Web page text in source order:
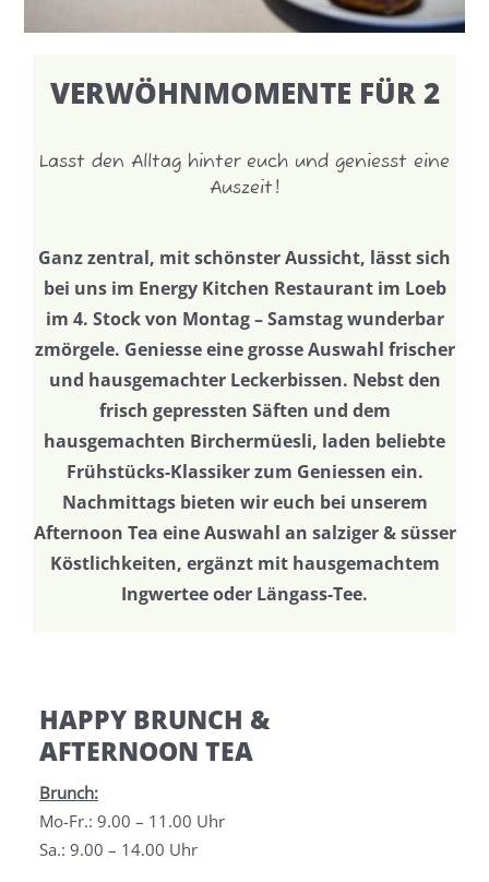
VERWÖHNMOMENTE FÜR 2
Lasst den Alltag hinter euch und geniesst eine
Auszeit!
Ganz zentral, mit schönster Aussicht, lässt sich
bei uns im Energy Kitchen Restaurant im Loeb
im 4. Stock von Montag – Samstag wunderbar
zmörgele. Geniesse eine grosse Auswahl frischer
und hausgemachter Leckerbissen. Nebst den
frisch gepressten Säften und dem
hausgemachten Birchermüesli, laden beliebte
Frühstücks-Klassiker zum Geniessen ein.
Nachmittags bieten wir euch bei unserem
Afternoon Tea eine Auswahl an salziger & süsser
Köstlichkeiten, ergänzt mit hausgemachtem
Ingwertee oder Längass-Tee.
HAPPY BRUNCH &
AFTERNOON TEA
Brunch:
Mo-Fr.: 9.00 – 11.00 Uhr
Sa.: 9.00 – 14.00 Uhr